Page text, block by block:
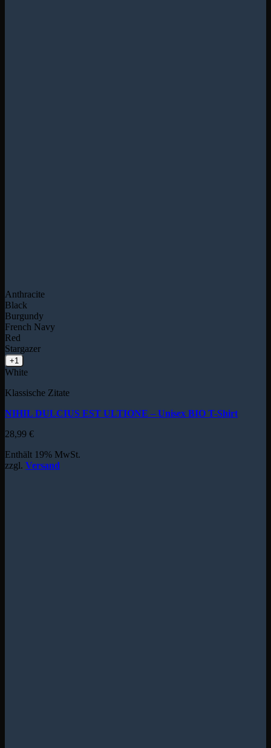
Anthracite
Black
Burgundy
French Navy
Red
Stargazer
+1
White
Klassische Zitate
NIHIL DULCIUS EST ULTIONE – Unisex BIO T-Shirt
28,99 €
Enthält 19% MwSt.
zzgl. Versand